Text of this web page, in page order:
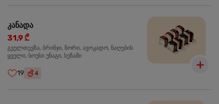
კანადა
31,9 ₾
გველთევზა, ბრინჯი, ნორი, ავოკადო, ნაღების
ყველი, სოუსი უნაგი, სეზამი
19 4